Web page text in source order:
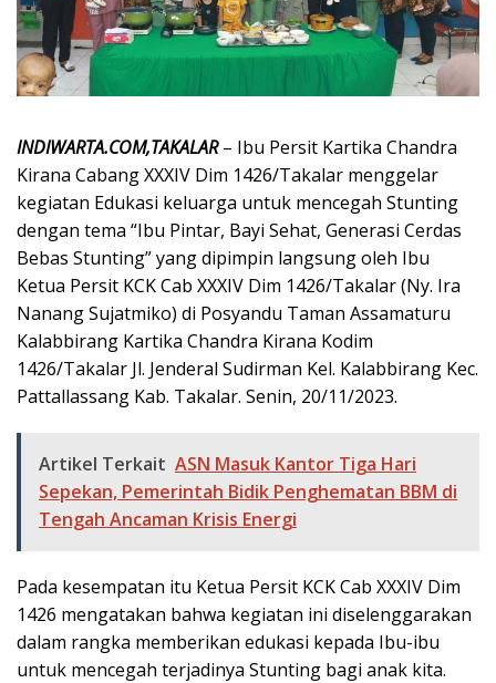
INDIWARTA.COM,TAKALAR– Ibu Persit Kartika Chandra
Kirana Cabang XXXIV Dim 1426/Takalar menggelar
kegiatan Edukasi keluarga untuk mencegah Stunting
dengan tema “Ibu Pintar, Bayi Sehat, Generasi Cerdas
Bebas Stunting” yang dipimpin langsung oleh Ibu
Ketua Persit KCK Cab XXXIV Dim 1426/Takalar (Ny. Ira
Nanang Sujatmiko) di Posyandu Taman Assamaturu
Kalabbirang Kartika Chandra Kirana Kodim
1426/Takalar Jl. Jenderal Sudirman Kel. Kalabbirang Kec.
Pattallassang Kab. Takalar. Senin, 20/11/2023.
Artikel Terkait ASN Masuk Kantor Tiga Hari
Sepekan, Pemerintah Bidik Penghematan BBM di
Tengah Ancaman Krisis Energi
Pada kesempatan itu Ketua Persit KCK Cab XXXIV Dim
1426 mengatakan bahwa kegiatan ini diselenggarakan
dalam rangka memberikan edukasi kepada Ibu-ibu
untuk mencegah terjadinya Stunting bagi anak kita.